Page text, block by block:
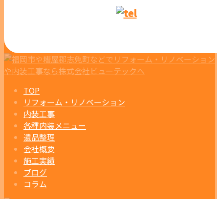
TOP
リフォーム・リノベーション
内装工事
各種内装メニュー
遺品整理
会社概要
施工実績
ブログ
コラム